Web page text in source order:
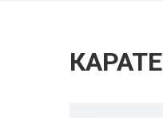
КАРАТЕ